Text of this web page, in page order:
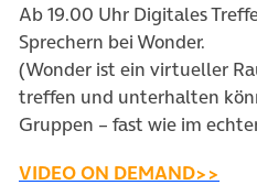
Ab 19.00 Uhr Digitales
Sprechern bei Wonder.
(Wonder ist ein virtueller
treffen und unterhalten
Gruppen – fast wie im
VIDEO ON DEMAND>>